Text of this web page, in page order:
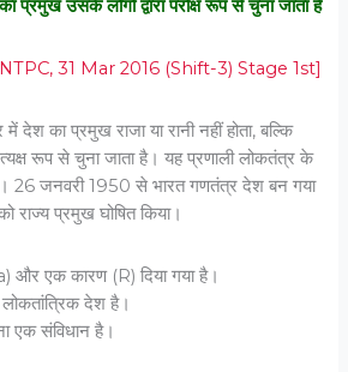
प्रमुख उसके लोगों द्वारा परोक्ष रूप से चुना जाता है
31 Mar 2016 (Shift-3) Stage 1st]
देश का प्रमुख राजा या रानी नहीं होता, बल्कि
रूप से चुना जाता है। यह प्रणाली लोकतंत्र के
है। 26 जनवरी 1950 से भारत गणतंत्र देश बन गया
राज्य प्रमुख घोषित किया।
एक कारण (R) दिया गया है।
देश है।
एक संविधान है।